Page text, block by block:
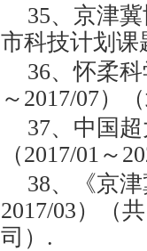
35、京津
市科技计划课
36、怀柔
～2017/07）
37、中国
（2017/01～
38、《京
2017/03）（
司）.